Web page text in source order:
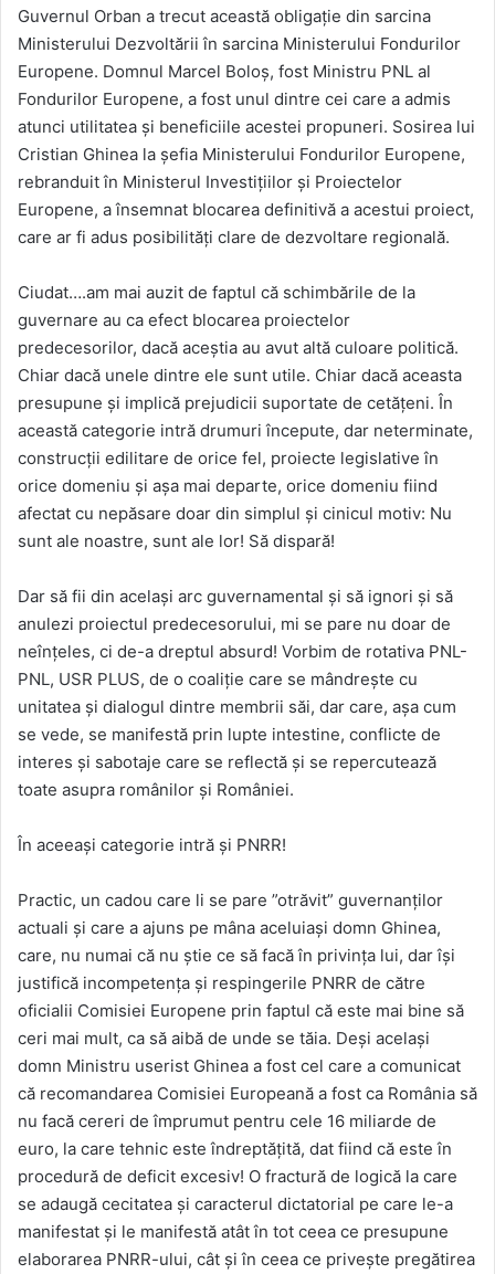
Guvernul Orban a trecut această obligație din sarcina
Ministerului Dezvoltării în sarcina Ministerului Fondurilor
Europene. Domnul Marcel Boloș, fost Ministru PNL al
Fondurilor Europene, a fost unul dintre cei care a admis
atunci utilitatea și beneficiile acestei propuneri. Sosirea lui
Cristian Ghinea la șefia Ministerului Fondurilor Europene,
rebranduit în Ministerul Investițiilor și Proiectelor
Europene, a însemnat blocarea definitivă a acestui proiect,
care ar fi adus posibilități clare de dezvoltare regională.
Ciudat….am mai auzit de faptul că schimbările de la
guvernare au ca efect blocarea proiectelor
predecesorilor, dacă aceștia au avut altă culoare politică.
Chiar dacă unele dintre ele sunt utile. Chiar dacă aceasta
presupune și implică prejudicii suportate de cetățeni. În
această categorie intră drumuri începute, dar neterminate,
construcții edilitare de orice fel, proiecte legislative în
orice domeniu și așa mai departe, orice domeniu fiind
afectat cu nepăsare doar din simplul și cinicul motiv: Nu
sunt ale noastre, sunt ale lor! Să dispară!
Dar să fii din același arc guvernamental și să ignori și să
anulezi proiectul predecesorului, mi se pare nu doar de
neînțeles, ci de-a dreptul absurd! Vorbim de rotativa PNL-
PNL, USR PLUS, de o coaliție care se mândrește cu
unitatea și dialogul dintre membrii săi, dar care, așa cum
se vede, se manifestă prin lupte intestine, conflicte de
interes și sabotaje care se reflectă și se repercutează
toate asupra românilor și României.
În aceeași categorie intră și PNRR!
Practic, un cadou care li se pare ”otrăvit” guvernanților
actuali și care a ajuns pe mâna aceluiași domn Ghinea,
care, nu numai că nu știe ce să facă în privința lui, dar își
justifică incompetența și respingerile PNRR de către
oficialii Comisiei Europene prin faptul că este mai bine să
ceri mai mult, ca să aibă de unde se tăia. Deși același
domn Ministru userist Ghinea a fost cel care a comunicat
că recomandarea Comisiei Europeană a fost ca România să
nu facă cereri de împrumut pentru cele 16 miliarde de
euro, la care tehnic este îndreptățită, dat fiind că este în
procedură de deficit excesiv! O fractură de logică la care
se adaugă cecitatea și caracterul dictatorial pe care le-a
manifestat și le manifestă atât în tot ceea ce presupune
elaborarea PNRR-ului, cât și în ceea ce privește pregătirea